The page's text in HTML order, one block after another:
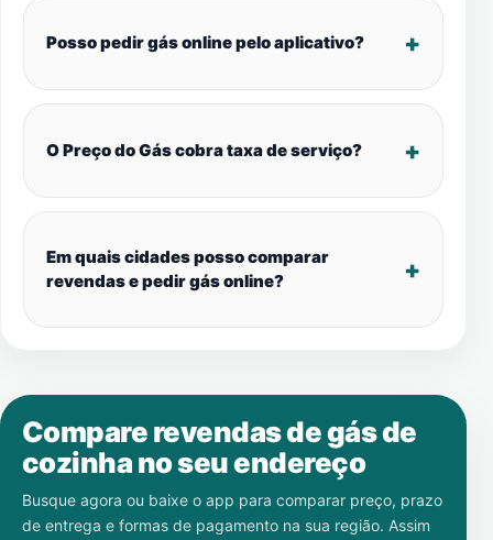
Posso pedir gás online pelo aplicativo?
O Preço do Gás cobra taxa de serviço?
Em quais cidades posso comparar
revendas e pedir gás online?
Compare revendas de gás de
cozinha no seu endereço
Busque agora ou baixe o app para comparar preço, prazo
de entrega e formas de pagamento na sua região. Assim